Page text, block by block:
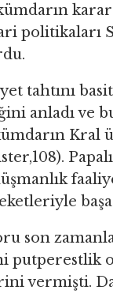
politikaları
tahtını
anladı ve
Kral
başa
son
putperestlik
vermişti.